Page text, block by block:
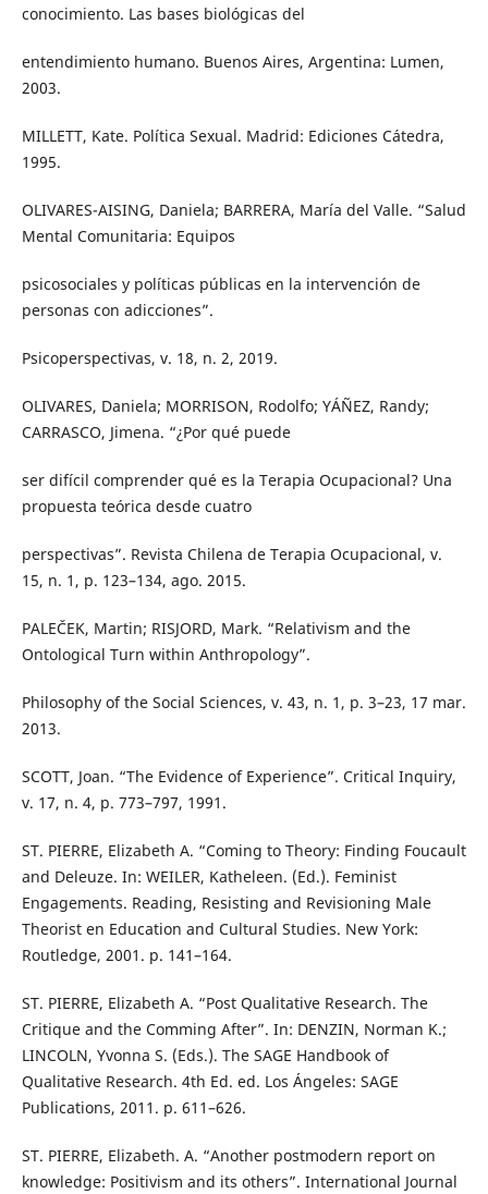
conocimiento. Las bases biológicas del
entendimiento humano. Buenos Aires, Argentina: Lumen,
2003.
MILLETT, Kate. Política Sexual. Madrid: Ediciones Cátedra,
1995.
OLIVARES-AISING, Daniela; BARRERA, María del Valle. “Salud
Mental Comunitaria: Equipos
psicosociales y políticas públicas en la intervención de
personas con adicciones”.
Psicoperspectivas, v. 18, n. 2, 2019.
OLIVARES, Daniela; MORRISON, Rodolfo; YÁÑEZ, Randy;
CARRASCO, Jimena. “¿Por qué puede
ser difícil comprender qué es la Terapia Ocupacional? Una
propuesta teórica desde cuatro
perspectivas”. Revista Chilena de Terapia Ocupacional, v.
15, n. 1, p. 123–134, ago. 2015.
PALEČEK, Martin; RISJORD, Mark. “Relativism and the
Ontological Turn within Anthropology”.
Philosophy of the Social Sciences, v. 43, n. 1, p. 3–23, 17 mar.
2013.
SCOTT, Joan. “The Evidence of Experience”. Critical Inquiry,
v. 17, n. 4, p. 773–797, 1991.
ST. PIERRE, Elizabeth A. “Coming to Theory: Finding Foucault
and Deleuze. In: WEILER, Katheleen. (Ed.). Feminist
Engagements. Reading, Resisting and Revisioning Male
Theorist en Education and Cultural Studies. New York:
Routledge, 2001. p. 141–164.
ST. PIERRE, Elizabeth A. “Post Qualitative Research. The
Critique and the Comming After”. In: DENZIN, Norman K.;
LINCOLN, Yvonna S. (Eds.). The SAGE Handbook of
Qualitative Research. 4th Ed. ed. Los Ángeles: SAGE
Publications, 2011. p. 611–626.
ST. PIERRE, Elizabeth. A. “Another postmodern report on
knowledge: Positivism and its others”. International Journal